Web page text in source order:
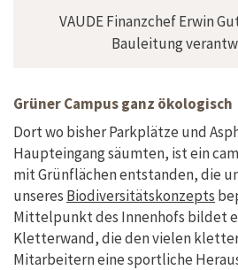
VAUDE Finanzchef Erwin
Bauleitung
Grüner Campus ganz ökologisch
Dort wo bisher Parkplätze und
Haupteingang säumten, ist ein
mit Grünflächen entstanden, die
unseres Biodiversitätskonzepts
Mittelpunkt des Innenhofs bildet
Kletterwand, die den vielen
Mitarbeitern eine sportliche